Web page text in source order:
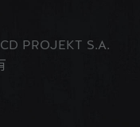
PROJEKT S.A.